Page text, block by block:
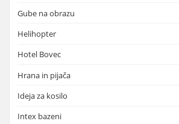
Gube na obrazu
Helihopter
Hotel Bovec
Hrana in pijača
Ideja za kosilo
Intex bazeni